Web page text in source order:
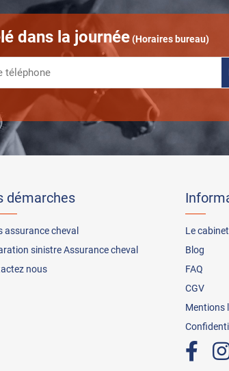
dans la journée(Horaires bureau)
démarches
assurance cheval
sinistre Assurance cheval
nous
Le cabinet
Blog
FAQ
CGV
Mentions